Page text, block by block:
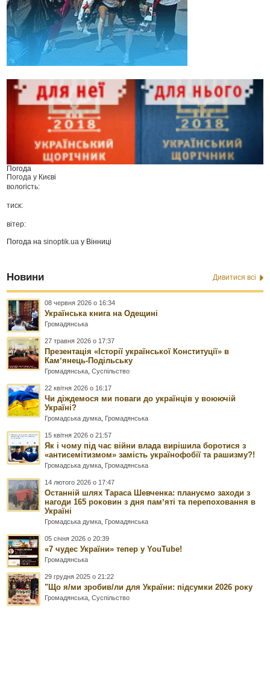
Погода
Погода у Києві
вологість:
тиск:
вітер:
Погода наsinoptik.ua у Вінниці
Новини Дивитися всі
08 червня 2026 о 16:34
Українська книга на Одещині
Громадянська
27 травня 2026 о 17:37
Презентація «Історії української Конституції» в
Камʼянець-Подільську
Громадянська ,Суспільство
22 квітня 2026 о 16:17
Чи діждемося ми поваги до українців у воюючій
Україні?
Громадська думка Громадянська
15 квітня 2026 о 21:57
Як і чому під час війни влада вирішила боротися з
«антисемітизмом» замість українофобії та рашизму?!
Громадська думка Громадянська
14 лютого 2026 о 17:47
Останній шлях Тараса Шевченка: плануємо заходи з
нагоди 165 роковин з дня памʼяті та перепоховання в
Україні
Громадська думка Громадянська
05 січня 2026 о 20:39
«7 чудес України» тепер у YouTube!
Громадянська
29 грудня 2025 о 21:22
"Що я/ми зробив/ли для України: підсумки 2026 року
Громадянська ,Суспільство